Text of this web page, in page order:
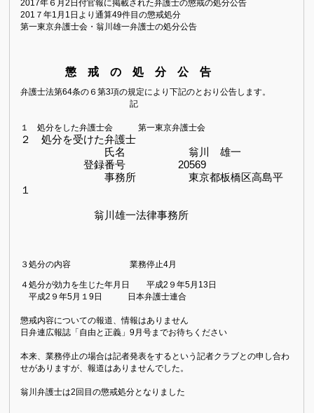
2017年６ 月2 日付官報に掲載された弁護士の懲戒の処分公告
201７年1 月 1 日より通算49件目の懲戒処分
第一東京弁護士会・翁川雄一弁護士の処分公告
懲 戒 の 処 分 公 告
弁護士法第64条の６第3項の規定により下記のとおり公告します。
記
１ 処分をした弁護士会 第一東京弁護士会
２ 処分を受けた弁護士
氏名 翁川 雄一
登録番号 20569
事務所 東京都板橋区高島平
１
翁川雄一法律事務所
３処分の内容 業務停止4月
４処分が効力を生じた年月日 平成2９年5月13日
平成2９年5月１9日 日本弁護士連合
懲戒内容についての報道、情報はありません
日弁連広報誌「自由と正義」9月号までお待ちください
本来、業務停止の場合は記者発表をするという記者クラブとの申し合わ
せがありますが、報道はありませんでした。
翁川弁護士は2回目の懲戒処分となりました